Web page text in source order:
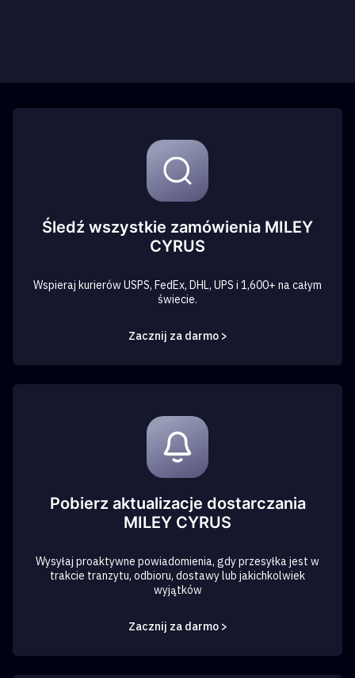
Śledź wszystkie zamówienia MILEY
CYRUS
Wspieraj kurierów USPS, FedEx, DHL, UPS i 1,600+ na całym
świecie.
Zacznij za darmo >
Pobierz aktualizacje dostarczania
MILEY CYRUS
Wysyłaj proaktywne powiadomienia, gdy przesyłka jest w
trakcie tranzytu, odbioru, dostawy lub jakichkolwiek
wyjątków
Zacznij za darmo >